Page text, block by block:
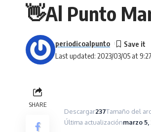
👋Al Punto
Last updated: 2023/03/05 at
periodicoalpunto
SHARE
Descargar237Tamaño del
Última actualizaciónmarzo 5,